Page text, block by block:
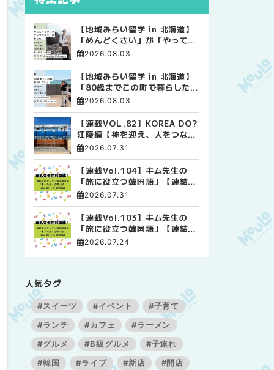
【地域みらい留学 in 北海道】
「めんどくさい」が「やってみ
よう」に変わった。 十勝の風
自由な高校生活
2026.08.03
【地域みらい留学 in 北海道】
「80歳までこの町で暮らした
い」 標津高校で踏み出した、
2026.08.03
【連載VOL.82】KOREA DO?
江陵編【神を迎え、人をつなぐ
時間 ― 江陵端午祭 】
2026.07.31
【連載Vol.104】キム先生の
「旅に役立つ韓国語」【連結語
尾について その4】
2026.07.31
【連載Vol.103】キム先生の
「旅に役立つ韓国語」【連結語
尾について その3】
2026.07.24
人気タグ
#スイーツ #イベント
#子育て
#ランチ
#カフェ
#ラーメン
#グルメ
#B級グルメ
#子連れ
#韓国
#ライブ #新店
#開店